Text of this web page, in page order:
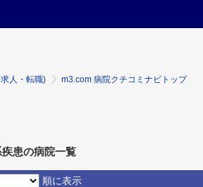
人・転職)
m3.com 病院クチコミナビトップ
患の病院一覧
順に表示